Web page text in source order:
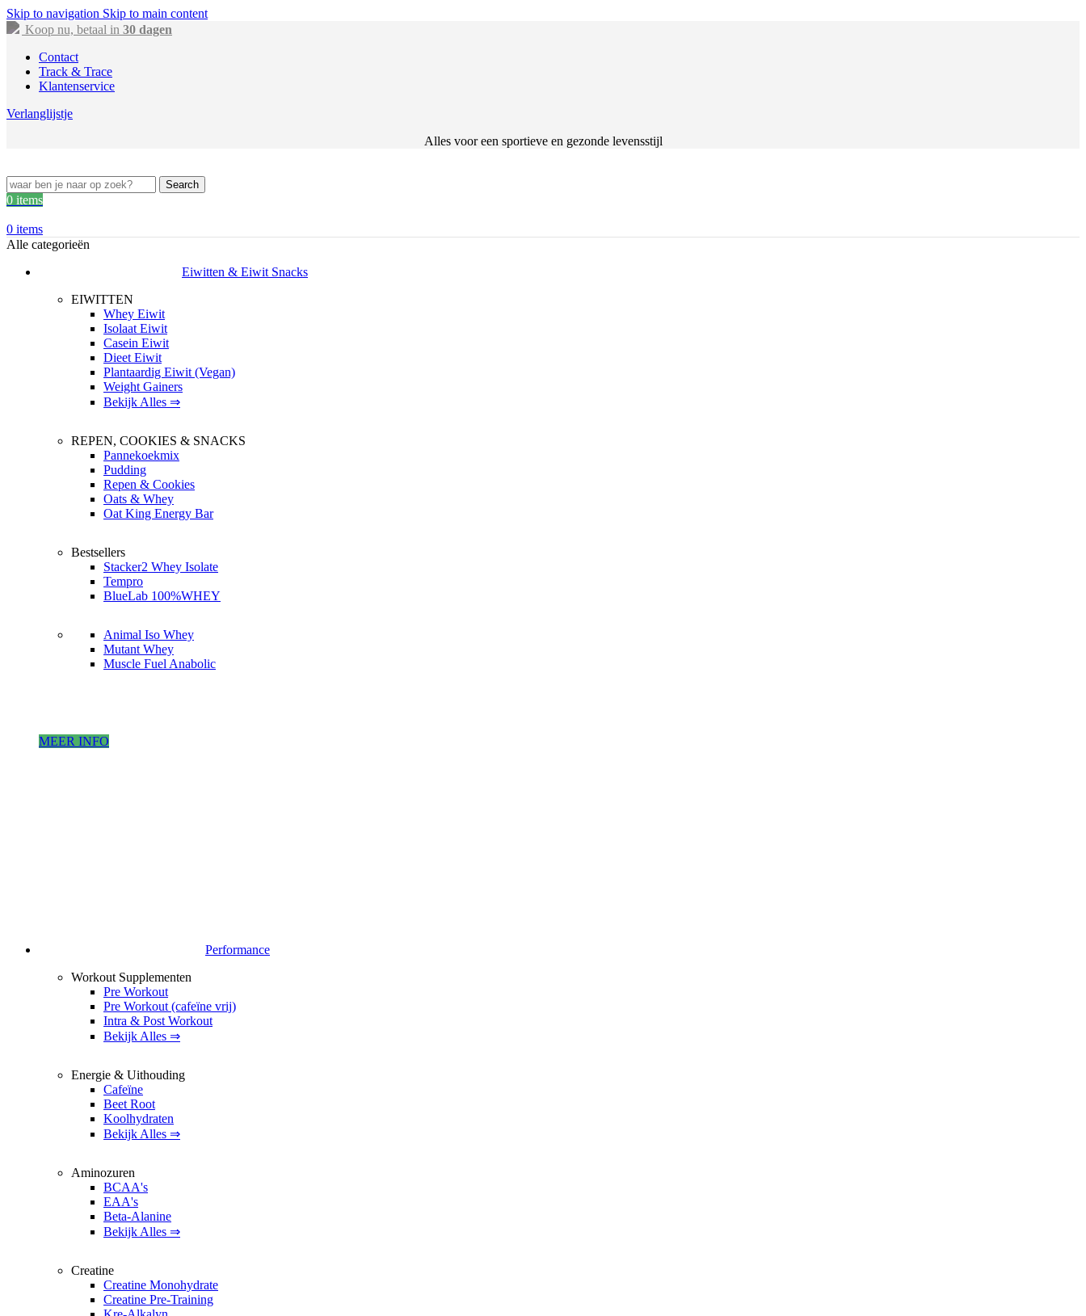
Skip to navigation Skip to main content
Koop nu, betaal in 30 dagen
Contact
Track & Trace
Klantenservice
Verlanglijstje
Alles voor een sportieve en gezonde levensstijl
Search
0 items
0 items
Alle categorieën
Eiwitten & Eiwit Snacks
EIWITTEN
Whey Eiwit
Isolaat Eiwit
Casein Eiwit
Dieet Eiwit
Plantaardig Eiwit (Vegan)
Weight Gainers
Bekijk Alles ⇒
REPEN, COOKIES & SNACKS
Pannekoekmix
Pudding
Repen & Cookies
Oats & Whey
Oat King Energy Bar
Bestsellers
Stacker2 Whey Isolate
Tempro
BlueLab 100%WHEY
Animal Iso Whey
Mutant Whey
Muscle Fuel Anabolic
MEER INFO
Performance
Workout Supplementen
Pre Workout
Pre Workout (cafeïne vrij)
Intra & Post Workout
Bekijk Alles ⇒
Energie & Uithouding
Cafeïne
Beet Root
Koolhydraten
Bekijk Alles ⇒
Aminozuren
BCAA's
EAA's
Beta-Alanine
Bekijk Alles ⇒
Creatine
Creatine Monohydrate
Creatine Pre-Training